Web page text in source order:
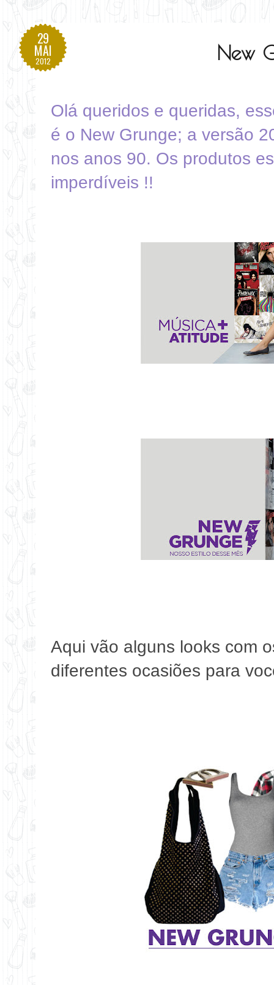
29
MAI
2012 New
Olá queridos e queridas,
é o New Grunge; a versão
nos anos 90. Os produtos
imperdíveis !!
Aqui vão alguns looks com
diferentes ocasiões para